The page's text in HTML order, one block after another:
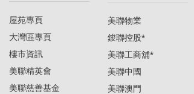
屋苑專頁
大灣區專頁
樓市資訊
美聯精英會
美聯慈善基金
美聯物業
鋑聯控股*
美聯工商舖*
美聯中國
美聯澳門